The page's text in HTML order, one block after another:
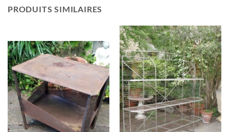
PRODUITS SIMILAIRES
RUPTURE DE STOCK